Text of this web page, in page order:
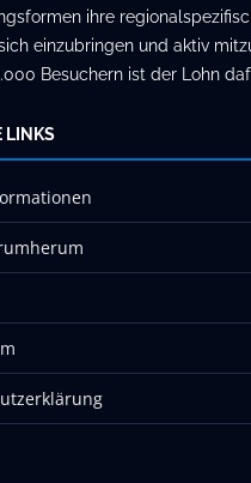
ihre
einzubringen und aktiv
Besuchern ist der Lohn
LINKS